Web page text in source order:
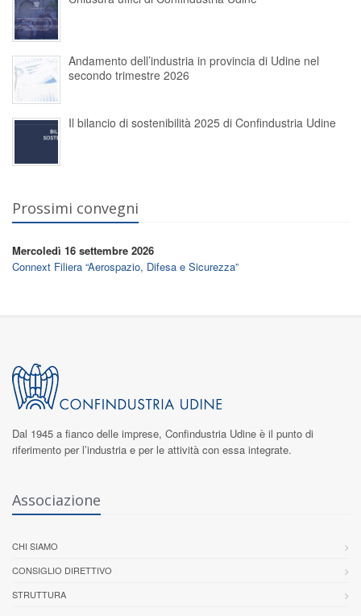
Andamento dell’industria in provincia di Udine nel
secondo trimestre 2026
Il bilancio di sostenibilità 2025 di Confindustria Udine
Prossimi convegni
Mercoledì 16 settembre 2026
Connext Filiera “Aerospazio, Difesa e Sicurezza”
Dal 1945 a fianco delle imprese, Confindustria Udine è il punto di
riferimento per l’industria e per le attività con essa integrate.
Associazione
CHI SIAMO
CONSIGLIO DIRETTIVO
STRUTTURA